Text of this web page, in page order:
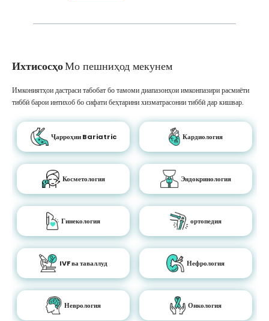
ИхтисосҳоМо пешниҳод мекунем
Имкониятҳои дастраси табобат бо тамоми диапазонҳои имконпазири расмиёти
тиббӣ барои интихоб бо сифати беҳтарини хизматрасонии тиббӣ дар кишвар.
Ҷарроҳии Bariatric Кардиология
Косметология Эндокринология
Гинекология ортопедия
IVF ва таваллуд Нефрология
Неврология Онкология